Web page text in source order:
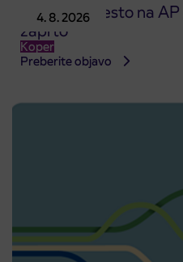
4. 8. 2026
Prodajno mesto na
zaprto
Koper
Preberite objavo